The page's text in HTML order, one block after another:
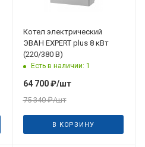
Котел электрический
ЭВАН EXPERT plus 8 кВт
(220/380 В)
Есть в наличии: 1
64 700₽/шт
75 340₽/шт
В КОРЗИНУ